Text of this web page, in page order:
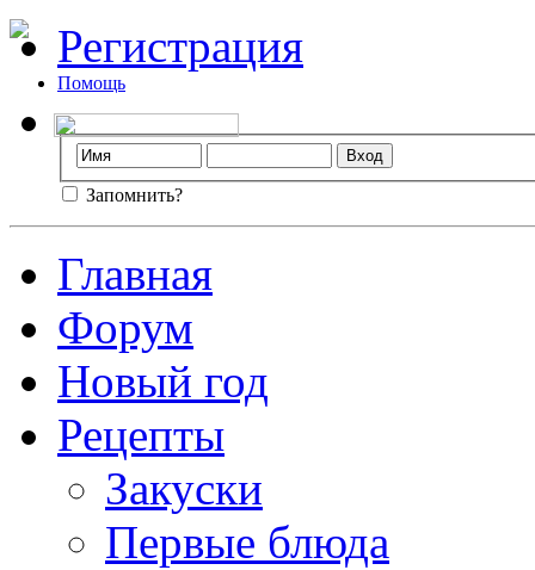
Регистрация
Помощь
Запомнить?
Главная
Форум
Новый год
Рецепты
Закуски
Первые блюда